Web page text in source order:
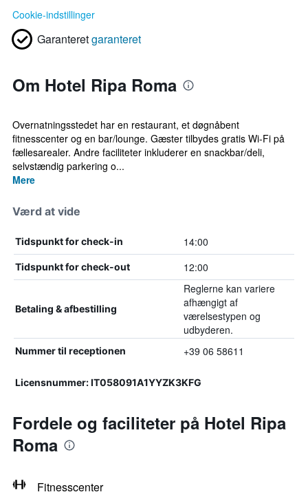
Cookie-indstillinger
Garanteretgaranteret
Om Hotel Ripa Roma
Overnatningsstedet har en restaurant, et døgnåbent
fitnesscenter og en bar/lounge. Gæster tilbydes gratis Wi-Fi på
fællesarealer. Andre faciliteter inkluderer en snackbar/deli,
selvstændig parkering o...
Mere
Værd at vide
Tidspunkt for check-in 14:00
Tidspunkt for check-out 12:00
Betaling & afbestilling
Reglerne kan variere
afhængigt af
værelsestypen og
udbyderen.
Nummer til receptionen +39 06 58611
Licensnummer: IT058091A1YYZK3KFG
Fordele og faciliteter på Hotel Ripa
Roma
Fitnesscenter